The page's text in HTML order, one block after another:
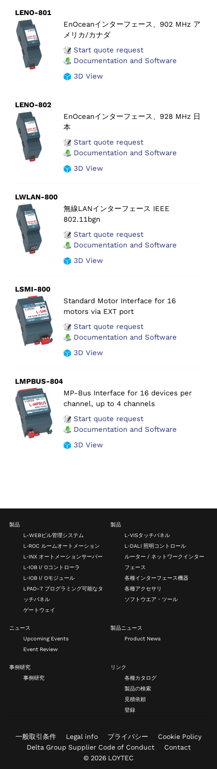
LENO-801
EnOceanインターフェース、902 MHz ア
メリカ/カナダ
Start quote request
Documentation and Software
3D View
LENO-802
EnOceanインターフェース、928 MHz 日
本
Start quote request
Documentation and Software
3D View
LWLAN-800
無線LANインターフェース IEEE
802.11bgn
Start quote request
Documentation and Software
3D View
LSMI-800
Standard Motor Interface for 16
motors via EXT port
Start quote request
Documentation and Software
3D View
LMPBUS-804
MP-Bus Interface for 16 devices per
channel, up to 4 channels
Start quote request
Documentation and Software
3D View
製品
L-WEBビル管理システム
L‑ROC ルームオートメーション
L‑INX オートメーションサーバー
L‑IOB I/ Oコントローラ
L‑IOB I/ Oモジュール
LPAD-7 プログラミング可能なタ
ッチパネル
ゲートウェイ
製品
L‑VISタッチパネル
L‑DALI 照明コントロール
ルーター / ネットワークインター
フェース
各種インターフェース機器
各種アクセサリ
ソフトウエア・ツール
ニュース
Upcoming Events
Event Review
製品ニュース
Product News
事例研究
事例研究
リンク
各種カタログ
製品の検索
見積依頼
登録
一般取引条件 Legal info プライバシー
Cookie Policy
Delta Group Supplier Code of Conduct
Contact
© 2026 LOYTEC